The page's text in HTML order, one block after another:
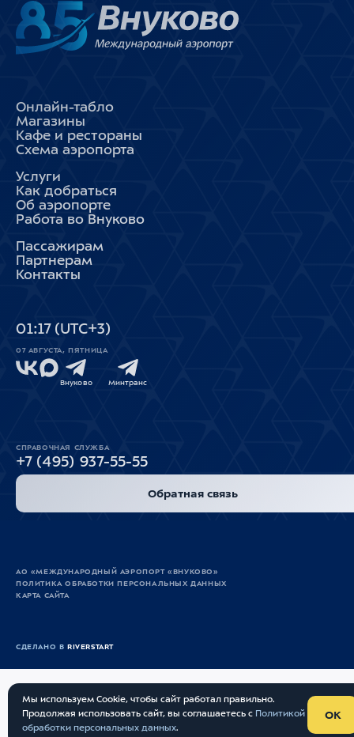
Онлайн-табло
Магазины
Кафе и рестораны
Схема аэропорта
Услуги
Как добраться
Об аэропорте
Работа во Внуково
Пассажирам
Партнерам
Контакты
01:17 (UTC+3)
07 АВГУСТА, ПЯТНИЦА
Внуково Минтранс
СПРАВОЧНАЯ СЛУЖБА
+7 (495) 937-55-55
Обратная связь
АО «МЕЖДУНАРОДНЫЙ АЭРОПОРТ «ВНУКОВО»
ПОЛИТИКА ОБРАБОТКИ ПЕРСОНАЛЬНЫХ ДАННЫХ
КАРТА САЙТА
СДЕЛАНО В RIVERSTART
Мы используем Cookie, чтобы сайт работал правильно.
Продолжая использовать сайт, вы соглашаетесь с
Политикой
обработки персональных данных.
OK
Опрос